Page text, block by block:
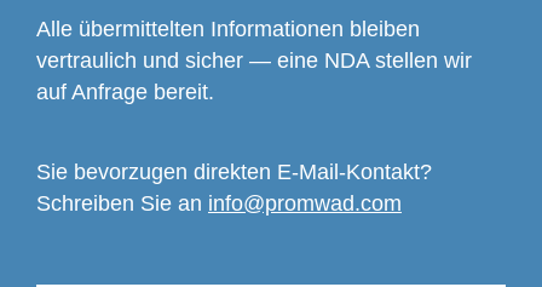
Alle übermittelten Informationen bleiben
vertraulich und sicher — eine NDA stellen wir
auf Anfrage bereit.
Sie bevorzugen direkten E-Mail-Kontakt?
Schreiben Sie an info@promwad.com